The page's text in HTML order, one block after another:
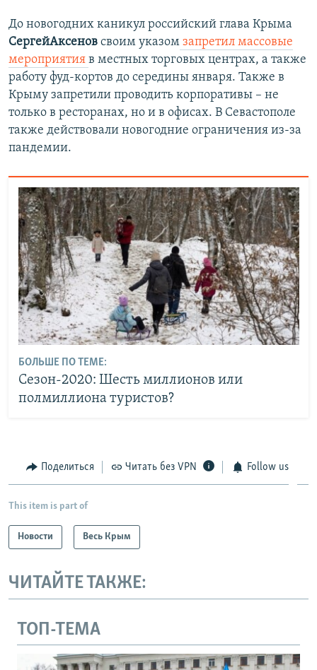
До новогодних каникул российский глава Крыма
СергейАксенов своим указом запретил массовые
мероприятия в местных торговых центрах, а также
работу фуд-кортов до середины января. Также в
Крыму запретили проводить корпоративы – не
только в ресторанах, но и в офисах. В Севастополе
также действовали новогодние ограничения из-за
пандемии.
БОЛЬШЕ ПО ТЕМЕ:
Сезон-2020: Шесть миллионов или
полмиллиона туристов?
Поделиться Читать без VPN Follow us
This item is part of
Новости Весь Крым
ЧИТАЙТЕ ТАКЖЕ:
ТОП-ТЕМА